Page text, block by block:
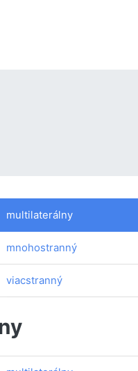
multilaterálny
mnohostranný
viacstranný